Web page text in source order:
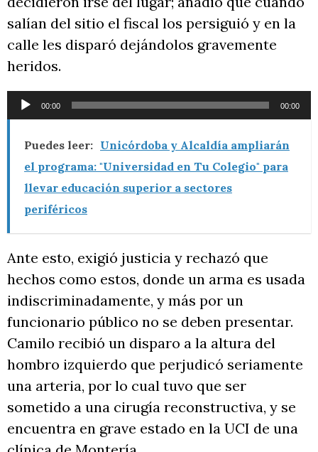
salían del sitio el fiscal los persiguió y en la
calle les disparó dejándolos gravemente
heridos.
Reproductor
de
audio
00:00 00:00
Puedes leer: Unicórdoba y Alcaldía ampliarán
el programa: "Universidad en Tu Colegio" para
llevar educación superior a sectores
periféricos
Ante esto, exigió justicia y rechazó que
hechos como estos, donde un arma es usada
indiscriminadamente, y más por un
funcionario público no se deben presentar.
Camilo recibió un disparo a la altura del
hombro izquierdo que perjudicó seriamente
una arteria, por lo cual tuvo que ser
sometido a una cirugía reconstructiva, y se
encuentra en grave estado en la UCI de una